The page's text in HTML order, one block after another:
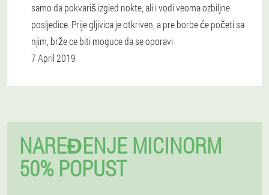
samo da pokvariš izgled nokte, ali i vodi veoma ozbiljne
posljedice. Prije gljivica je otkriven, a pre borbe će početi sa
njim, brže ce biti moguce da se oporavi
7 April 2019
NAREĐENJE MICINORM
50% POPUST